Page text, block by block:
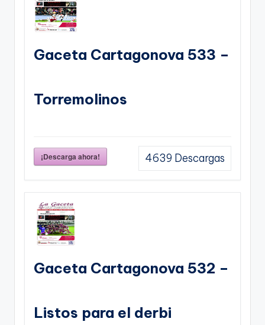
Gaceta Cartagonova 533 –
Torremolinos
¡Descarga ahora! 4639 Descargas
Gaceta Cartagonova 532 –
Listos para el derbi